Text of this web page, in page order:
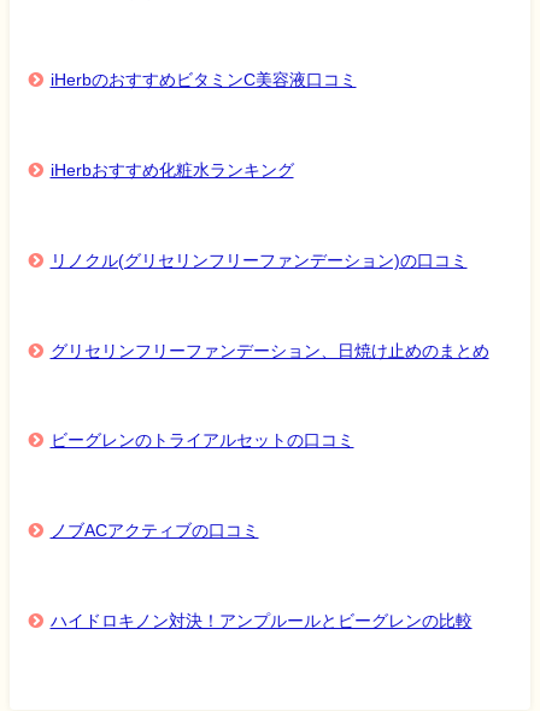
iHerbのおすすめビタミンC美容液口コミ
iHerbおすすめ化粧水ランキング
リノクル(グリセリンフリーファンデーション)の口コミ
グリセリンフリーファンデーション、日焼け止めのまとめ
ビーグレンのトライアルセットの口コミ
ノブACアクティブの口コミ
ハイドロキノン対決！アンプルールとビーグレンの比較